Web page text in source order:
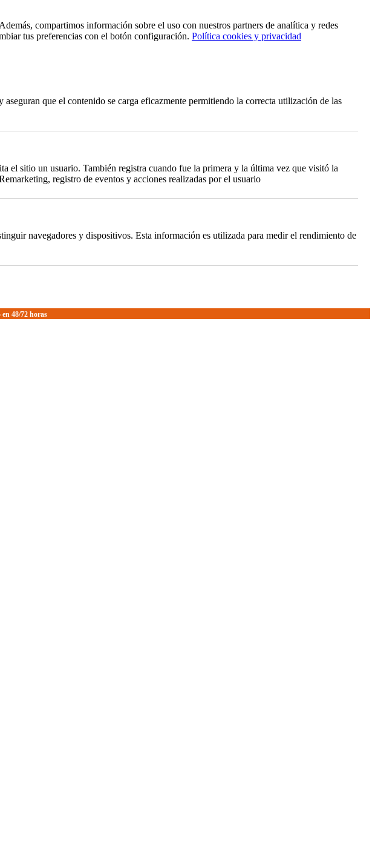
compartimos información sobre el uso con nuestros partners de analítica y redes
tus preferencias con el botón configuración. Política cookies y privacidad
que el contenido se carga eficazmente permitiendo la correcta utilización de las
el sitio un usuario. También registra cuando fue la primera y la última vez que visitó la
registro de eventos y acciones realizadas por el usuario
navegadores y dispositivos. Esta información es utilizada para medir el rendimiento de
48/72 horas